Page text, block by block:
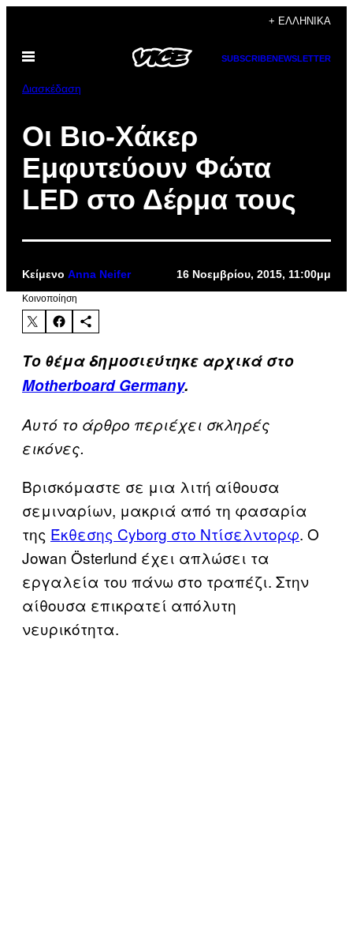
περιεχόμενο
+ ΕΛΛΗΝΙΚΆ
Ανοίξτε
SUBSCRIBENEWSLETTER
Διασκέδαση
Oι Βιο-Χάκερ
Εμφυτεύουν Φώτα
LED στο Δέρμα τους
Κείμενο Anna Neifer 16 Νοεμβρίου, 2015, 11:00μμ
Kοινοποίηση
Το θέμα δημοσιεύτηκε αρχικά στο
Motherboard Germany.
Αυτό το άρθρο περιέχει σκληρές
εικόνες.
Βρισκόμαστε σε μια λιτή αίθουσα
σεμιναρίων, μακριά από τη φασαρία
της Έκθεσης Cyborg στο Ντίσελντορφ. Ο
Jowan Österlund έχει απλώσει τα
εργαλεία του πάνω στο τραπέζι. Στην
αίθουσα επικρατεί απόλυτη
νευρικότητα.